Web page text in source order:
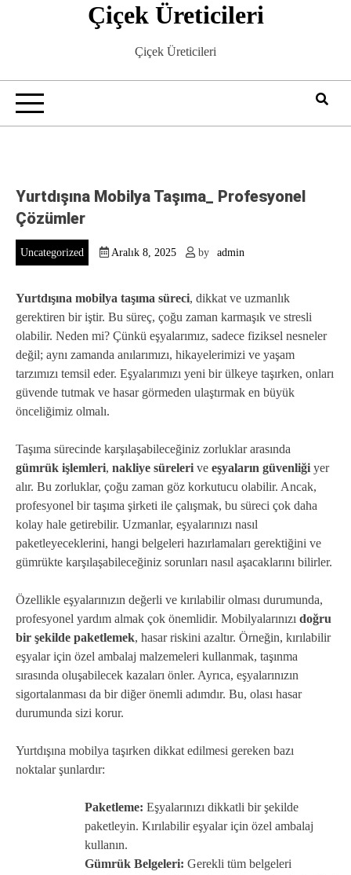
Çiçek Üreticileri
Çiçek Üreticileri
Yurtdışına Mobilya Taşıma_ Profesyonel
Çözümler
Uncategorized Aralık 8, 2025 by admin
Yurtdışına mobilya taşıma süreci, dikkat ve uzmanlık
gerektiren bir iştir. Bu süreç, çoğu zaman karmaşık ve stresli
olabilir. Neden mi? Çünkü eşyalarımız, sadece fiziksel nesneler
değil; aynı zamanda anılarımızı, hikayelerimizi ve yaşam
tarzımızı temsil eder. Eşyalarımızı yeni bir ülkeye taşırken, onları
güvende tutmak ve hasar görmeden ulaştırmak en büyük
önceliğimiz olmalı.
Taşıma sürecinde karşılaşabileceğiniz zorluklar arasında
gümrük işlemleri, nakliye süreleri ve eşyaların güvenliği yer
alır. Bu zorluklar, çoğu zaman göz korkutucu olabilir. Ancak,
profesyonel bir taşıma şirketi ile çalışmak, bu süreci çok daha
kolay hale getirebilir. Uzmanlar, eşyalarınızı nasıl
paketleyeceklerini, hangi belgeleri hazırlamaları gerektiğini ve
gümrükte karşılaşabileceğiniz sorunları nasıl aşacaklarını bilirler.
Özellikle eşyalarınızın değerli ve kırılabilir olması durumunda,
profesyonel yardım almak çok önemlidir. Mobilyalarınızı doğru
bir şekilde paketlemek, hasar riskini azaltır. Örneğin, kırılabilir
eşyalar için özel ambalaj malzemeleri kullanmak, taşınma
sırasında oluşabilecek kazaları önler. Ayrıca, eşyalarınızın
sigortalanması da bir diğer önemli adımdır. Bu, olası hasar
durumunda sizi korur.
Yurtdışına mobilya taşırken dikkat edilmesi gereken bazı
noktalar şunlardır:
Paketleme: Eşyalarınızı dikkatli bir şekilde
paketleyin. Kırılabilir eşyalar için özel ambalaj
kullanın.
Gümrük Belgeleri: Gerekli tüm belgeleri